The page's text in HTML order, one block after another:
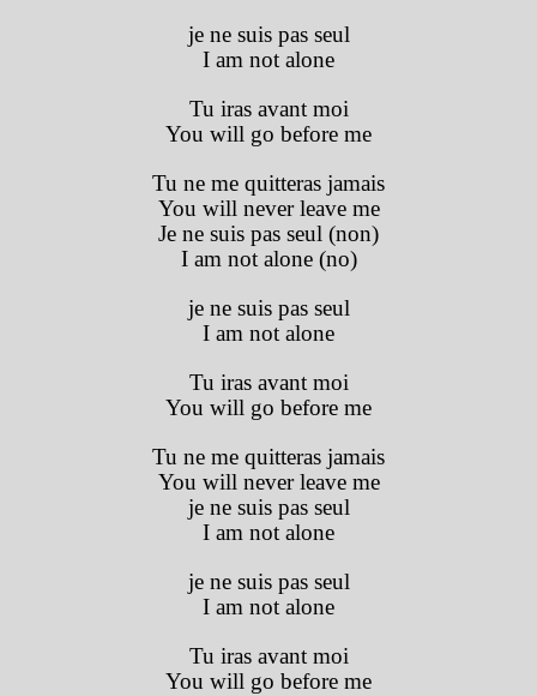
je ne suis pas seul
I am not alone
Tu iras avant moi
You will go before me
Tu ne me quitteras jamais
You will never leave me
Je ne suis pas seul (non)
I am not alone (no)
je ne suis pas seul
I am not alone
Tu iras avant moi
You will go before me
Tu ne me quitteras jamais
You will never leave me
je ne suis pas seul
I am not alone
je ne suis pas seul
I am not alone
Tu iras avant moi
You will go before me